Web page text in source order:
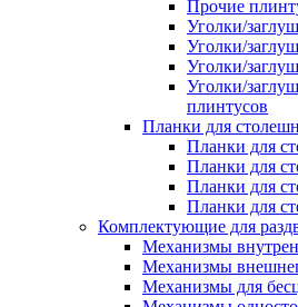
Прочие
Уголки/
Уголки/
Уголки/
Уголки/
плинтусов
Планки для
Планки для
Планки для
Планки для
Планки для
Комплектующие для
Механизмы
Механизмы
Механизмы для